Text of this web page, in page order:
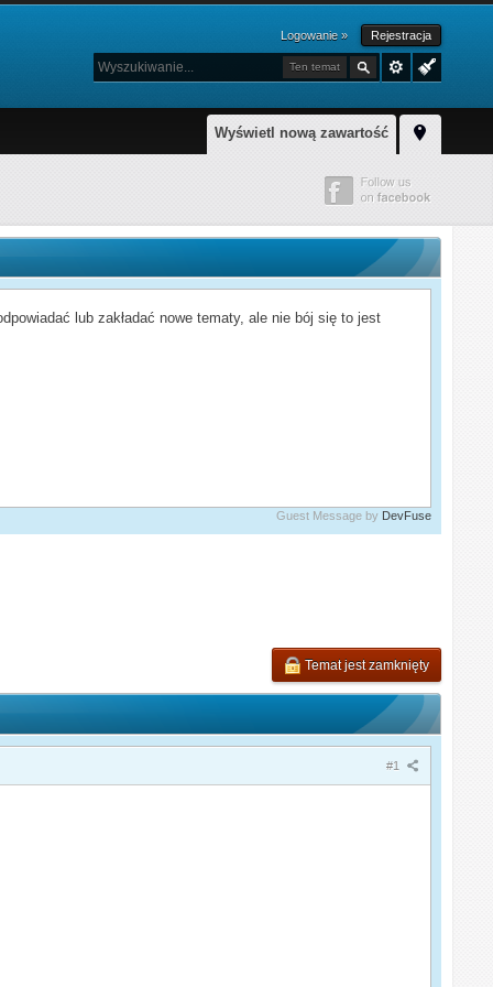
Logowanie » Rejestracja
Ten temat
Wyświetl nową zawartość
lub zakładać nowe tematy, ale nie bój się to jest
Guest Message by DevFuse
Temat jest zamknięty
#1